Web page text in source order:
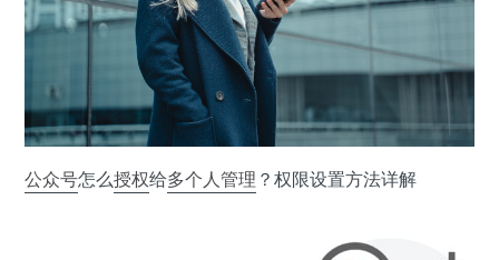
公众号怎么授权给多个人管理 ？权限设置方法详解